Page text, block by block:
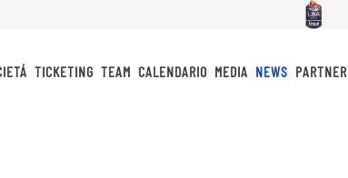
TICKETING TEAM CALENDARIO MEDIA NEWS PARTNER